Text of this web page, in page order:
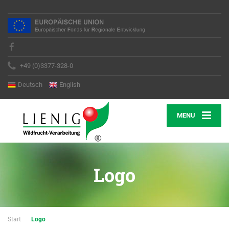
+49 (0)3377-328-0
Deutsch English
MENU
Logo
Start Logo